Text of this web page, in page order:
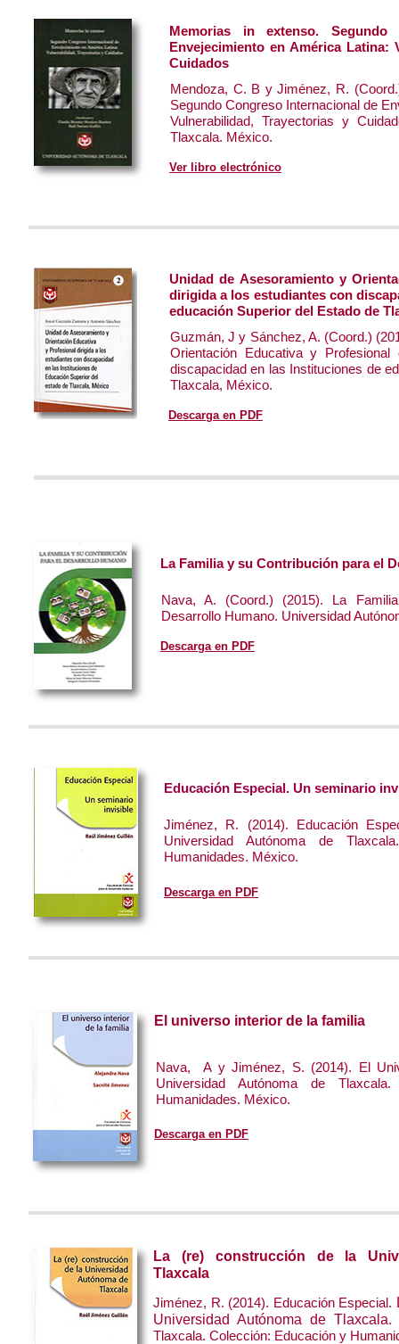
Memorias in extenso. Segundo
Envejecimiento en América Latina:
Cuidados
Mendoza, C. B y Jiménez, R.
Segundo Congreso Internacional de
Vulnerabilidad, Trayectorias y
Tlaxcala. México.
Ver libro electrónico
Unidad de Asesoramiento y
dirigida a los estudiantes con
educación Superior del Estado de
Guzmán, J y Sánchez, A. (Coord.)
Orientación Educativa y
discapacidad en las Instituciones de
Tlaxcala, México.
Descarga en PDF
La Familia y su Contribución para el
Nava, A. (Coord.) (2015). La
Desarrollo Humano. Universidad
Descarga en PDF
Educación Especial. Un seminario
Jiménez, R. (2014). Educación
Universidad Autónoma de
Humanidades. México.
Descarga en PDF
El universo interior de la familia
Nava, A y Jiménez, S. (2014). El
Universidad Autónoma de
Humanidades. México.
Descarga en PDF
La (re) construcción de la
Tlaxcala
Jiménez, R. (2014). Educación Especial.
Universidad Autónoma de Tlaxcala.
Tlaxcala. Colección: Educación y